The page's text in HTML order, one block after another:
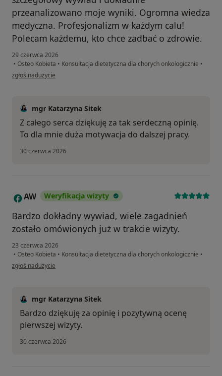
przeanalizowano moje wyniki. Ogromna wiedza
medyczna. Profesjonalizm w każdym calu!
Polecam każdemu, kto chce zadbać o zdrowie.
29 czerwca 2026
• Osteo Kobieta • Konsultacja dietetyczna dla chorych onkologicznie •
w opinii użytkownika Joanna
zgłoś nadużycie
mgr Katarzyna Sitek
Z całego serca dziękuję za tak serdeczną opinię.
To dla mnie duża motywacja do dalszej pracy.
30 czerwca 2026
A AW Weryfikacja wizyty
Bardzo dokładny wywiad, wiele zagadnień
zostało omówionych już w trakcie wizyty.
23 czerwca 2026
• Osteo Kobieta • Konsultacja dietetyczna dla chorych onkologicznie •
w opinii użytkownika AW
zgłoś nadużycie
mgr Katarzyna Sitek
Bardzo dziękuję za opinię i pozytywną ocenę
pierwszej wizyty.
30 czerwca 2026